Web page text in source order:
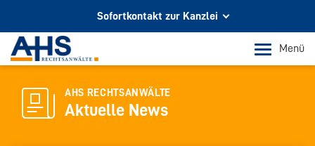
Sofortkontakt zur Kanzlei
Ihr Partner für Rechtsberatung
In Köln und Bonn
Telefon Köln
+49 221 973 096 0
Menü
AHS RECHTSANWÄLTE
Aktuelle News